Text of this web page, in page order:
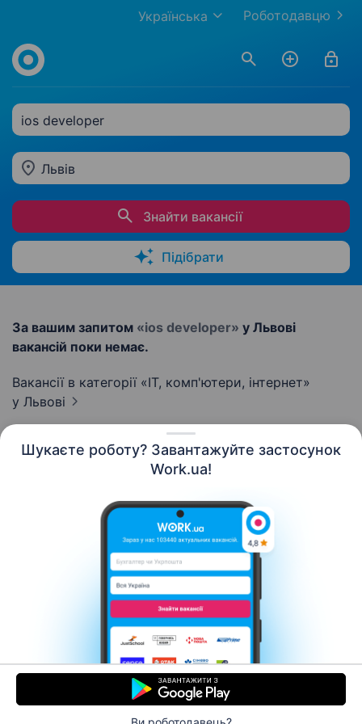
Шукаєте роботу? Завантажуйте застосунок
Work.ua!
Роботодавцю
Українська
ios developer
Львів
Знайти вакансії
Підібрати
За вашим запитом «ios developer» у Львові
вакансій поки немає.
Вакансії в категорії «IT, комп'ютери, інтернет»
у Львові
Контакти Про нас
Кар’єра
Допомога Умови використання